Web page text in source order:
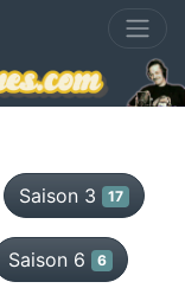
Saison 3 17
Saison 6 6